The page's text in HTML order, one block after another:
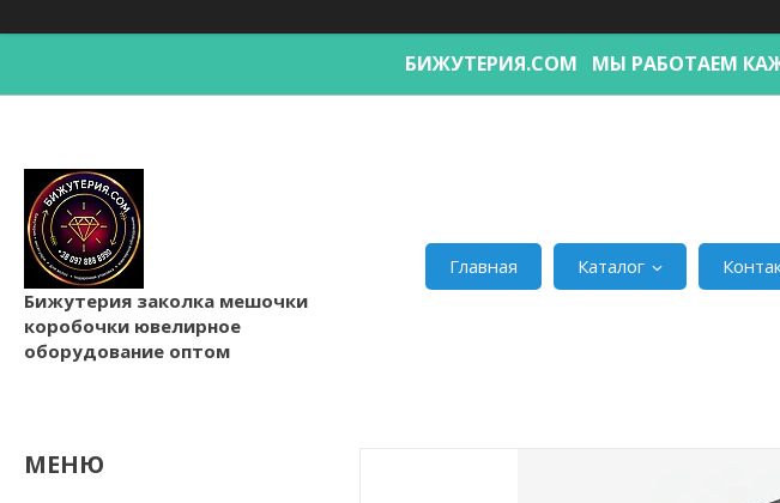
БИЖУТЕРИЯ.COM МЫ
Бижутерия заколка мешочки
коробочки ювелирное
оборудование оптом
Главная Каталог